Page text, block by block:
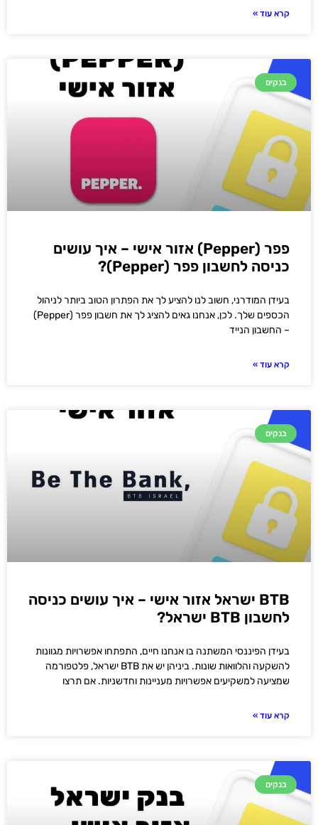
קרא עוד »
בנקים
פפר (Pepper) אזור אישי – איך עושים
כניסה לחשבון פפר (Pepper)?
בעידן המודרני, חשוב לנו להציע לך את הפתרון הטוב ביותר לניהול
הכספים שלך. לכן, אנחנו גאים להציג לך את חשבון פפר (Pepper)
– החשבון הנייד
קרא עוד »
בנקים
BTB ישראל אזור אישי – איך עושים כניסה
לחשבון BTB ישראל?
בעידן הפיננסי המשתנה בו אנחנו חיים, התפתחו אפשרויות מגוונות
להשקעה והלוואות שונות. ביניהן יש את BTB ישראל, פלטפורמה
שמציעה למשקיעים אפשרויות מעניינות וחדשניות. אם תרצו
קרא עוד »
בנקים